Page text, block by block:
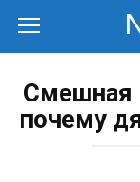
контенту
Смешная
почему